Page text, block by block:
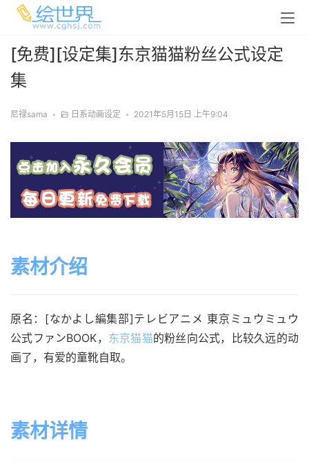
[免费][设定集]东京猫猫粉丝公式设定
集
尼禄sama • 日系动画设定 • 2021年5月15日 上午9:04
素材介绍
原名：[なかよし編集部]テレビアニメ 東京ミュウミュウ
公式ファンBOOK， 东京猫猫的粉丝向公式，比较久远的动
画了，有爱的童靴自取。
素材详情